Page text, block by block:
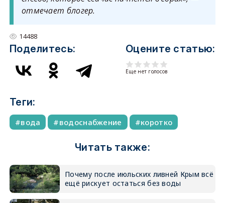
отмечает блогер.
14488
Поделитесь: Оцените статью:
Еще нет голосов
Теги:
вода водоснабжение коротко
Читать также:
Почему после июльских ливней Крым всё
ещё рискует остаться без воды